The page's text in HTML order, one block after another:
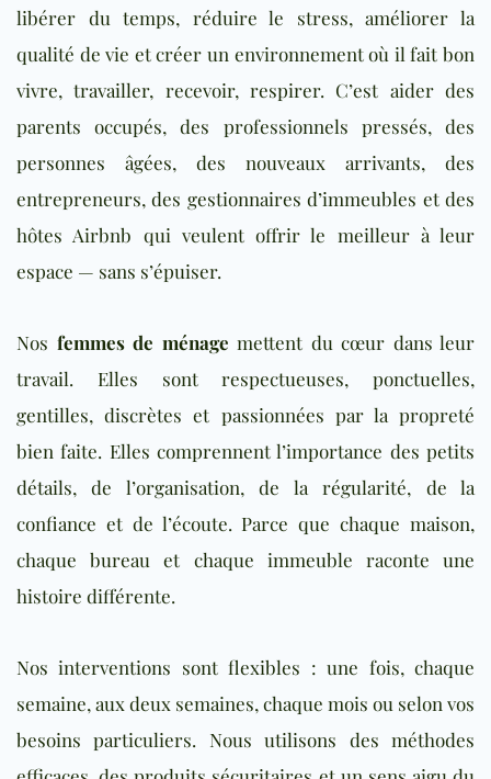
libérer du temps, réduire le stress, améliorer la
qualité de vie et créer un environnement où il fait bon
vivre, travailler, recevoir, respirer. C’est aider des
parents occupés, des professionnels pressés, des
personnes âgées, des nouveaux arrivants, des
entrepreneurs, des gestionnaires d’immeubles et des
hôtes Airbnb qui veulent offrir le meilleur à leur
espace — sans s’épuiser.
Nos femmes de ménage mettent du cœur dans leur
travail. Elles sont respectueuses, ponctuelles,
gentilles, discrètes et passionnées par la propreté
bien faite. Elles comprennent l’importance des petits
détails, de l’organisation, de la régularité, de la
confiance et de l’écoute. Parce que chaque maison,
chaque bureau et chaque immeuble raconte une
histoire différente.
Nos interventions sont flexibles : une fois, chaque
semaine, aux deux semaines, chaque mois ou selon vos
besoins particuliers. Nous utilisons des méthodes